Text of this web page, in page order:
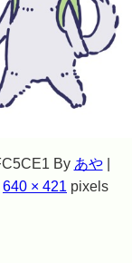
By あや
640 × 421 pixels